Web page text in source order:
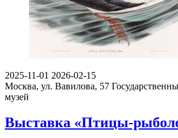
2025-11-01 2026-02-15
Москва, ул. Вавилова, 57
музей
Выставка «Птицы-